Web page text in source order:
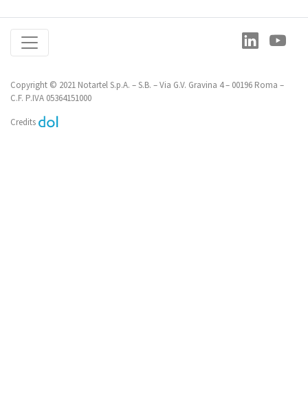
Copyright © 2021 Notartel S.p.A. – S.B. – Via G.V. Gravina 4 – 00196 Roma –
C.F. P.IVA 05364151000
Credits